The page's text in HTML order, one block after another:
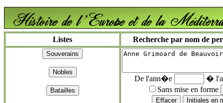
Listes Recherche par nom de
De l'ann�e
�
Sans mise en forme